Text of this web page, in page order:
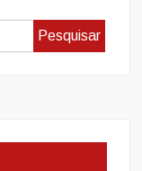
Pesquisar
por: